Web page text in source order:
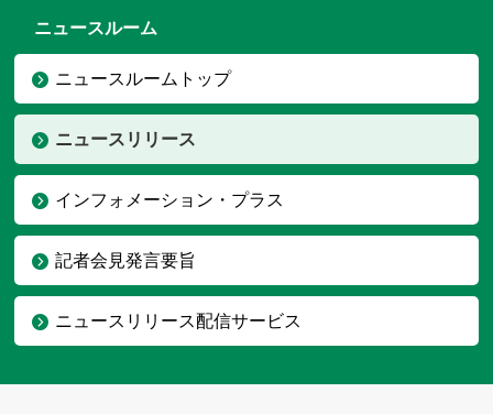
ニュースルーム
ニュースルームトップ
ニュースリリース
インフォメーション・プラス
記者会見発言要旨
ニュースリリース配信サービス